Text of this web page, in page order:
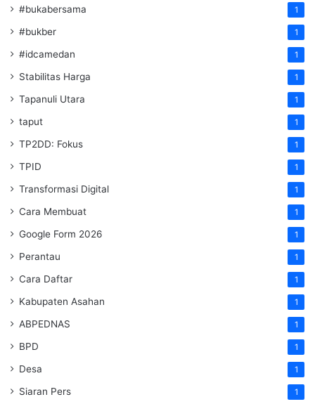
#bukabersama 1
#bukber 1
#idcamedan 1
Stabilitas Harga 1
Tapanuli Utara 1
taput 1
TP2DD: Fokus 1
TPID 1
Transformasi Digital 1
Cara Membuat 1
Google Form 2026 1
Perantau 1
Cara Daftar 1
Kabupaten Asahan 1
ABPEDNAS 1
BPD 1
Desa 1
Siaran Pers 1